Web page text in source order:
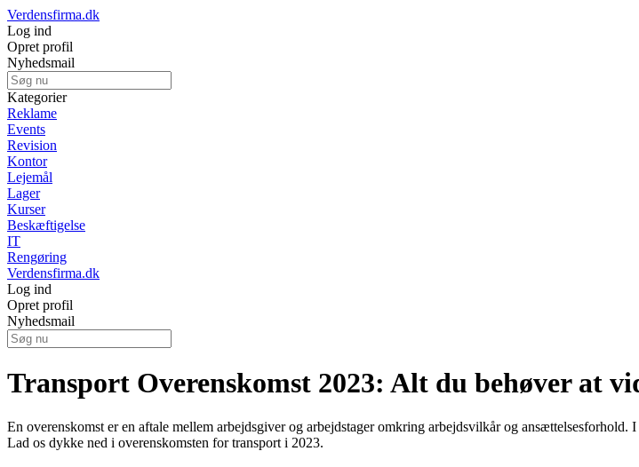
Verdensfirma.dk
Log ind
Opret profil
Nyhedsmail
Kategorier
Reklame
Events
Revision
Kontor
Lejemål
Lager
Kurser
Beskæftigelse
IT
Rengøring
Verdensfirma.dk
Log ind
Opret profil
Nyhedsmail
Transport Overenskomst 2023: Alt du behøver at
En overenskomst er en aftale mellem arbejdsgiver og arbejdstager omkring arbejdsvilkår og
Lad os dykke ned i overenskomsten for transport i 2023.